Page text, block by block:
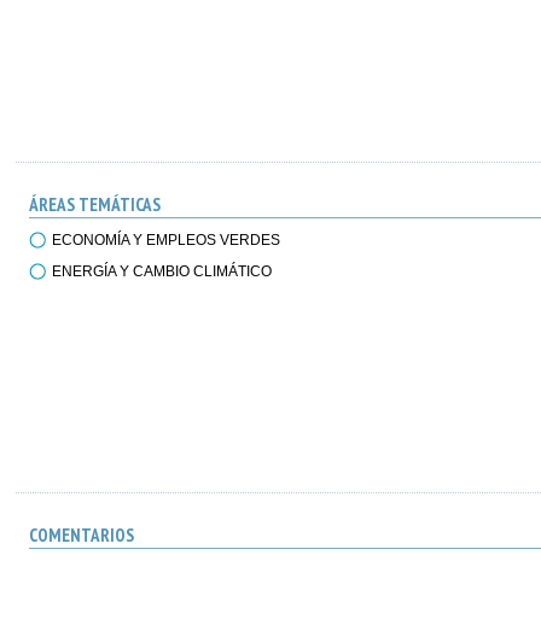
ÁREAS TEMÁTICAS
ECONOMÍA Y EMPLEOS VERDES
ENERGÍA Y CAMBIO CLIMÁTICO
COMENTARIOS